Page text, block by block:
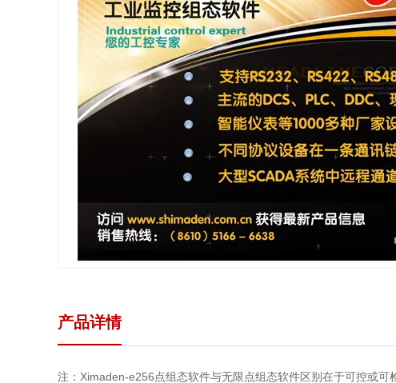
产品详情
注：Ximaden-e256点组态软件与无限点组态软件区别在于可控或